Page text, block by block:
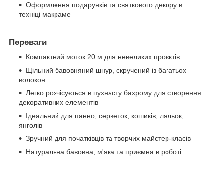
Оформлення подарунків та святкового декору в
техніці макраме
Переваги
Компактний моток 20 м для невеликих проєктів
Щільний бавовняний шнур, скручений із багатьох
волокон
Легко розчісується в пухнасту бахрому для створення
декоративних елементів
Ідеальний для панно, серветок, кошиків, ляльок,
янголів
Зручний для початківців та творчих майстер-класів
Натуральна бавовна, м'яка та приємна в роботі